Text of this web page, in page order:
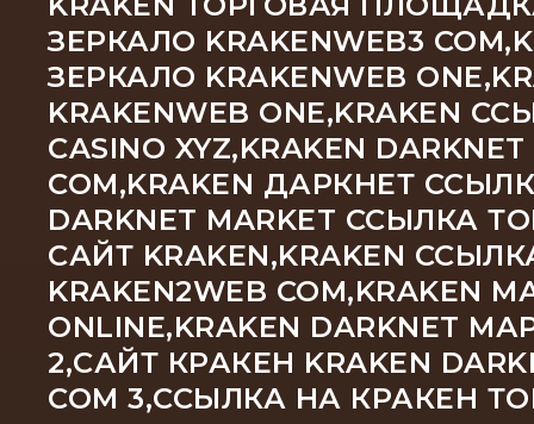
ЗЕРКАЛО KRAKENWEB3
ЗЕРКАЛО KRAKENWEB
KRAKENWEB ONE,KRAKEN
CASINO XYZ,KRAKEN
COM,KRAKEN ДАРКНЕТ
DARKNET MARKET ССЫЛКА
САЙТ KRAKEN,KRAKEN
KRAKEN2WEB
ONLINE,KRAKEN DARKNET
2,САЙТ КРАКЕН KRAKEN
COM 3,ССЫЛКА НА КРАКЕН